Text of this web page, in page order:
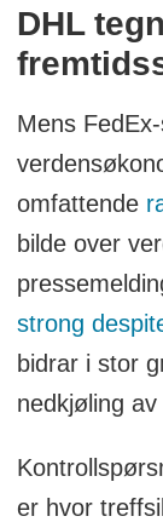
DHL
Mens
omfattende
bilde over
strong
bidrar i stor
nedkjøling
er hvor